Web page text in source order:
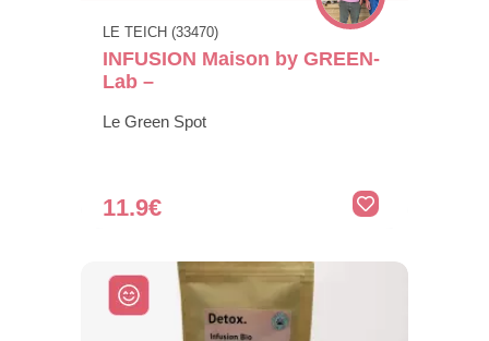
LE TEICH (33470)
INFUSION Maison by GREEN-
Lab –
Le Green Spot
11.9€